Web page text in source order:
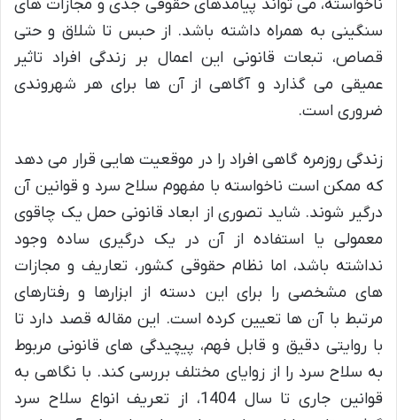
ناخواسته، می تواند پیامدهای حقوقی جدی و مجازات های
سنگینی به همراه داشته باشد. از حبس تا شلاق و حتی
قصاص، تبعات قانونی این اعمال بر زندگی افراد تاثیر
عمیقی می گذارد و آگاهی از آن ها برای هر شهروندی
ضروری است.
زندگی روزمره گاهی افراد را در موقعیت هایی قرار می دهد
که ممکن است ناخواسته با مفهوم سلاح سرد و قوانین آن
درگیر شوند. شاید تصوری از ابعاد قانونی حمل یک چاقوی
معمولی یا استفاده از آن در یک درگیری ساده وجود
نداشته باشد، اما نظام حقوقی کشور، تعاریف و مجازات
های مشخصی را برای این دسته از ابزارها و رفتارهای
مرتبط با آن ها تعیین کرده است. این مقاله قصد دارد تا
با روایتی دقیق و قابل فهم، پیچیدگی های قانونی مربوط
به سلاح سرد را از زوایای مختلف بررسی کند. با نگاهی به
قوانین جاری تا سال 1404، از تعریف انواع سلاح سرد